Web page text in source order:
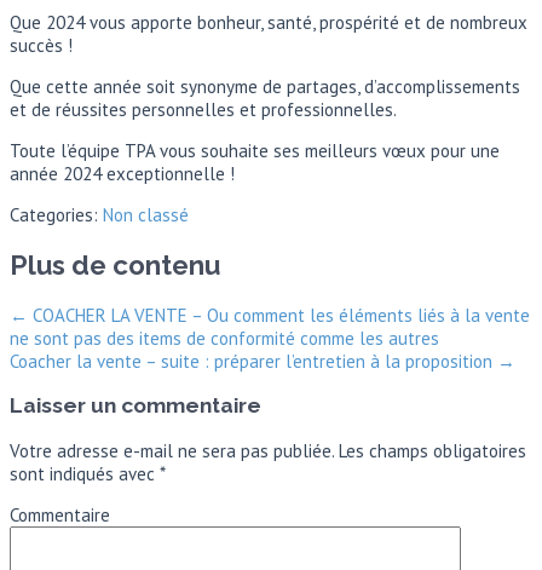
Que 2024 vous apporte bonheur, santé, prospérité et de nombreux
succès !
Que cette année soit synonyme de partages, d’accomplissements
et de réussites personnelles et professionnelles.
Toute l’équipe TPA vous souhaite ses meilleurs vœux pour une
année 2024 exceptionnelle !
Categories: Non classé
Plus de contenu
← COACHER LA VENTE – Ou comment les éléments liés à la vente
ne sont pas des items de conformité comme les autres
Coacher la vente – suite : préparer l’entretien à la proposition →
Laisser un commentaire
Votre adresse e-mail ne sera pas publiée. Les champs obligatoires
sont indiqués avec *
Commentaire